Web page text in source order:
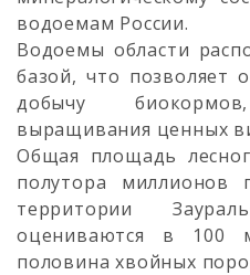
водоемам России.
Водоемы области
базой, что позволяет
добычу
выращивания ценных
Общая площадь
полутора миллионов
территории
оцениваются в 100
половина хвойных